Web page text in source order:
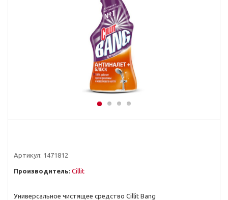
Артикул: 1471812
Производитель: Cillit
Универсальное чистящее средство Cillit Bang